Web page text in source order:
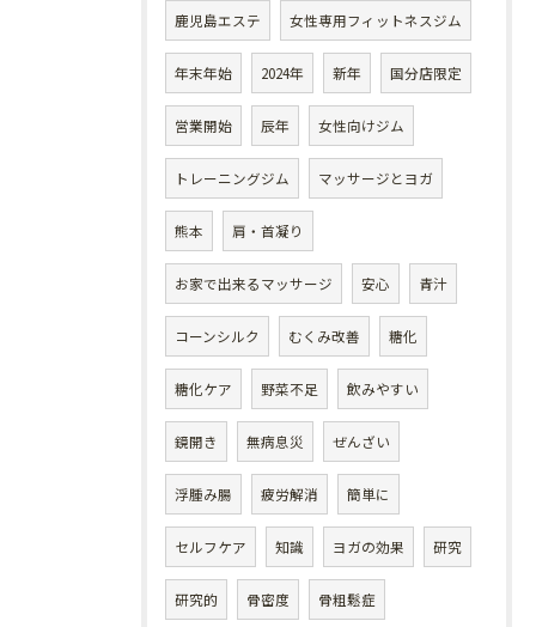
鹿児島エステ 女性専用フィットネスジム
年末年始 2024年 新年 国分店限定
営業開始 辰年 女性向けジム
トレーニングジム マッサージとヨガ
熊本 肩・首凝り
お家で出来るマッサージ 安心 青汁
コーンシルク むくみ改善 糖化
糖化ケア 野菜不足 飲みやすい
鏡開き 無病息災 ぜんざい
浮腫み腸 疲労解消 簡単に
セルフケア 知識 ヨガの効果 研究
研究的 骨密度 骨粗鬆症